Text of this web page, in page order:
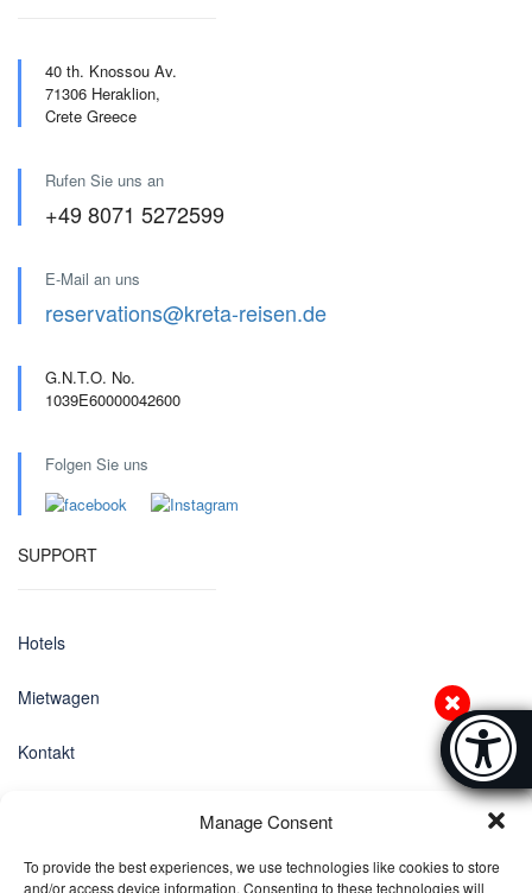
Manage Consent
To provide the best experiences, we use technologies like cookies to store
and/or access device information. Consenting to these technologies will
40 th. Knossou Av.
71306 Heraklion,
Crete Greece
Rufen Sie uns an
+49 8071 5272599
E-Mail an uns
reservations@kreta-reisen.de
G.N.T.O. No.
1039E60000042600
Folgen Sie uns
SUPPORT
Hotels
Mietwagen
Kontakt